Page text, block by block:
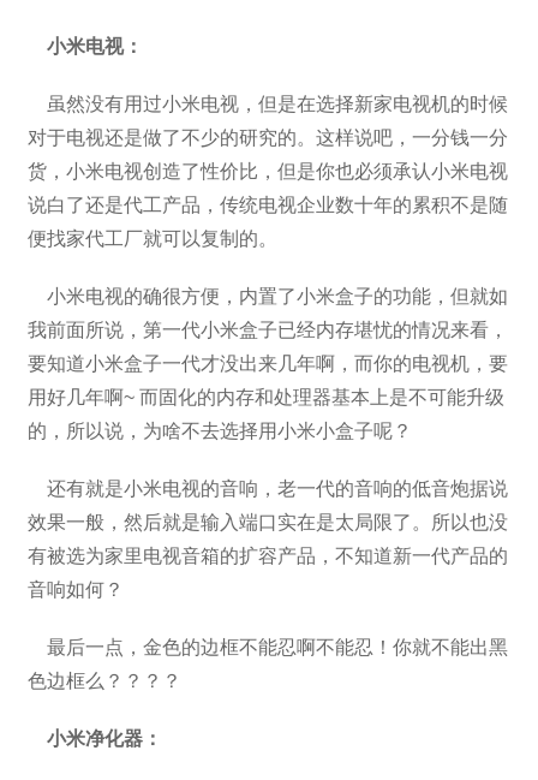
小米电视：
虽然没有用过小米电视，但是在选择新家电视机的时候
对于电视还是做了不少的研究的。这样说吧，一分钱一分
货，小米电视创造了性价比，但是你也必须承认小米电视
说白了还是代工产品，传统电视企业数十年的累积不是随
便找家代工厂就可以复制的。
小米电视的确很方便，内置了小米盒子的功能，但就如
我前面所说，第一代小米盒子已经内存堪忧的情况来看，
要知道小米盒子一代才没出来几年啊，而你的电视机，要
用好几年啊~ 而固化的内存和处理器基本上是不可能升级
的，所以说，为啥不去选择用小米小盒子呢？
还有就是小米电视的音响，老一代的音响的低音炮据说
效果一般，然后就是输入端口实在是太局限了。所以也没
有被选为家里电视音箱的扩容产品，不知道新一代产品的
音响如何？
最后一点，金色的边框不能忍啊不能忍！你就不能出黑
色边框么？？？？
小米净化器：